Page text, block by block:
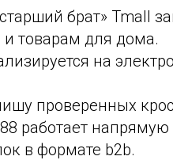
брат» Tmall
товарам для дома.
на
проверенных
работает
в формате b2b.